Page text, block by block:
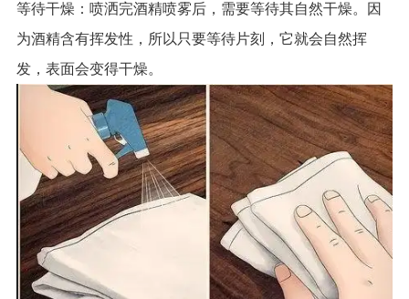
等待干燥：喷洒完酒精喷雾后，需要等待其自然干燥。因
为酒精含有挥发性，所以只要等待片刻，它就会自然挥
发，表面会变得干燥。